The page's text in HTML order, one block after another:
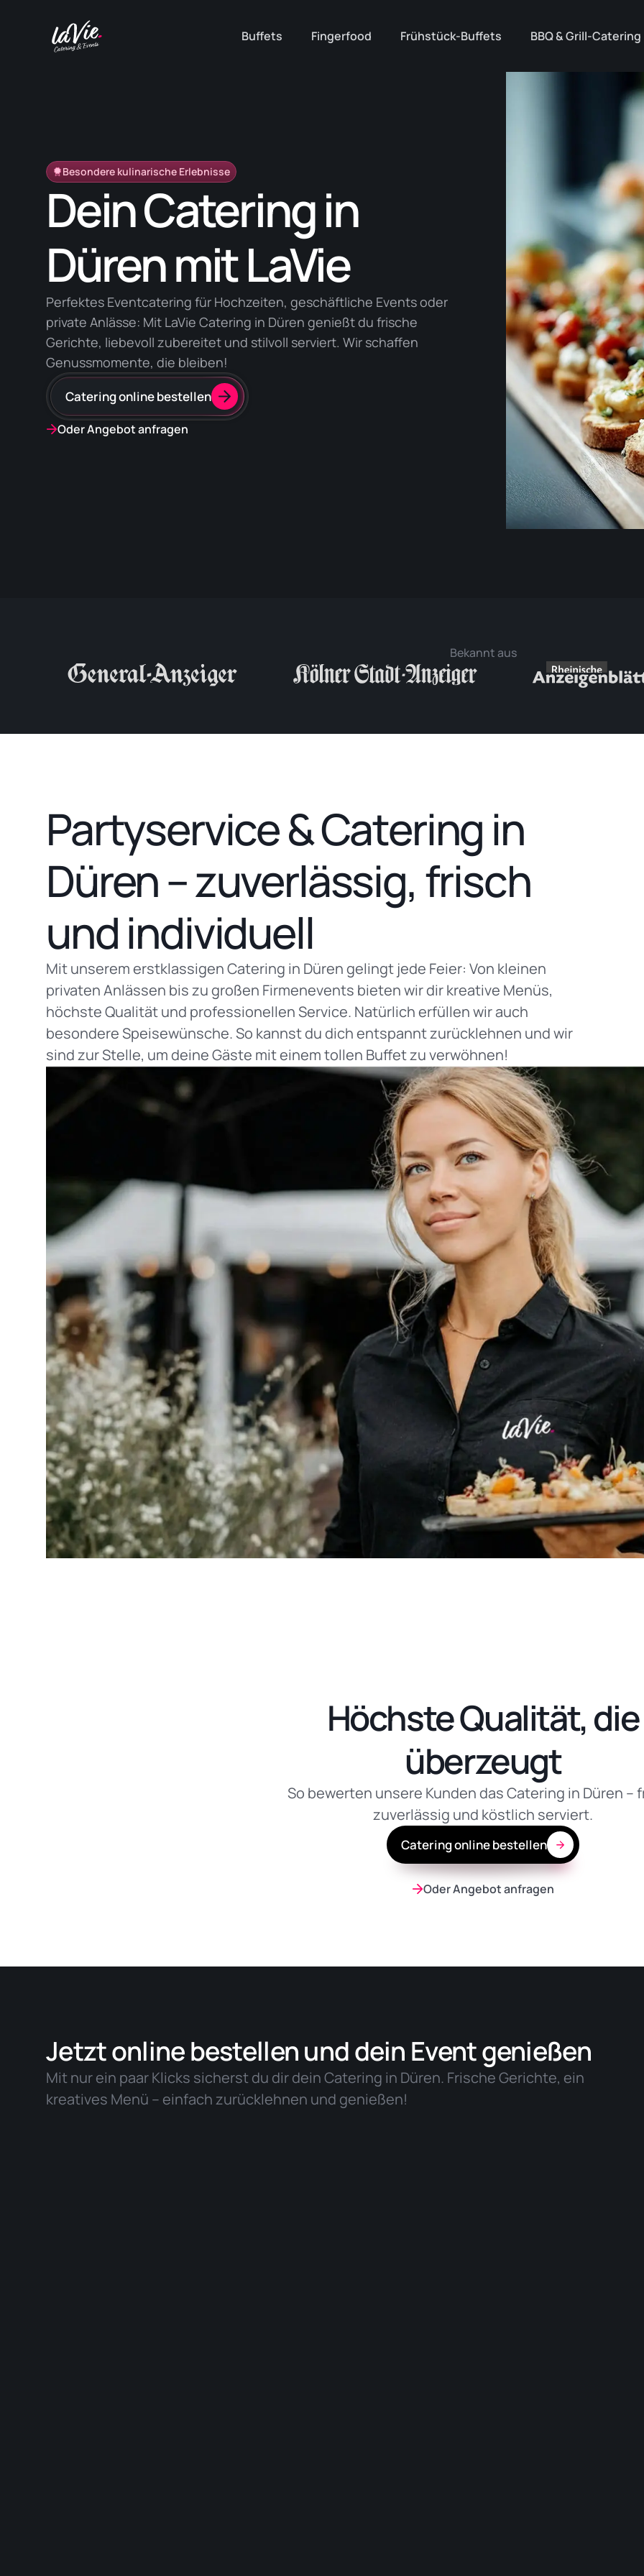
Buffets Fingerfood Frühstück-Buffets BBQ & Grill-Catering
Besondere kulinarische Erlebnisse
Dein Catering in
Düren mit LaVie
Perfektes Eventcatering für Hochzeiten, geschäftliche Events oder
private Anlässe: Mit LaVie Catering in Düren genießt du frische
Gerichte, liebevoll zubereitet und stilvoll serviert. Wir schaffen
Genussmomente, die bleiben!
Catering online bestellen
Oder Angebot anfragen
Bekannt aus
Partyservice & Catering in
Düren – zuverlässig, frisch
und individuell
Mit unserem erstklassigen Catering in Düren gelingt jede Feier: Von kleinen
privaten Anlässen bis zu großen Firmenevents bieten wir dir kreative Menüs,
höchste Qualität und professionellen Service. Natürlich erfüllen wir auch
besondere Speisewünsche. So kannst du dich entspannt zurücklehnen und wir
sind zur Stelle, um deine Gäste mit einem tollen Buffet zu verwöhnen!
Höchste Qualität, die
überzeugt
So bewerten unsere Kunden das Catering in Düren –
zuverlässig und köstlich serviert.
Catering online bestellen
Oder Angebot anfragen
Jetzt online bestellen und dein Event genießen
Mit nur ein paar Klicks sicherst du dir dein Catering in Düren. Frische Gerichte, ein
kreatives Menü – einfach zurücklehnen und genießen!